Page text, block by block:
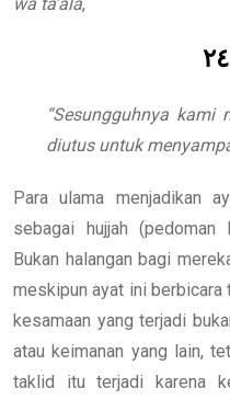
“Sesungguhnya kami
diutus untuk
Para ulama menjadikan
sebagai hujjah (pedoman
Bukan halangan bagi
meskipun ayat ini berbicara
kesamaan yang terjadi
atau keimanan yang lain,
taklid itu terjadi karena